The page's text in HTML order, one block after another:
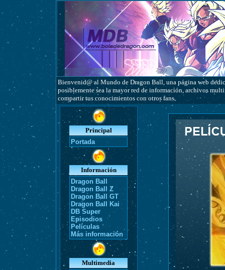
Bienvenid@ al Mundo de Dragon Ball, una página web
posiblemente sea la mayor red de información, archivos
compartir tus conocimientos con otros fans.
Principal
Portada
Información
Dragon Ball
Dragon Ball Z
Dragon Ball GT
Dragon Ball Kai
DB Super
Episodios
Películas
Más información
Multimedia